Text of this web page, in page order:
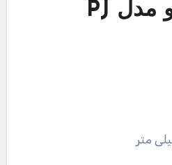
پروژکتور ریکو مدل PJ